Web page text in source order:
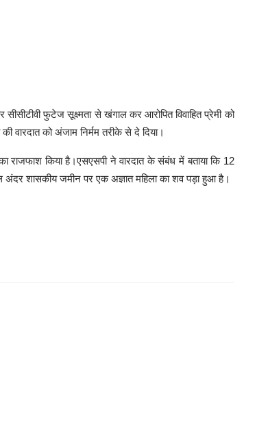
फुटेज सूक्ष्मता से खंगाल कर आरोपित विवाहित प्रेमी को
वारदात को अंजाम निर्मम तरीके से दे दिया।
किया है।एसएसपी ने वारदात के संबंध में बताया कि 12
अंदर शासकीय जमीन पर एक अज्ञात महिला का शव पड़ा हुआ है।